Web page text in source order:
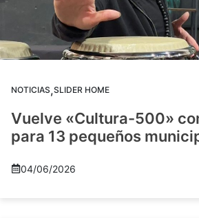
NOTICIAS,SLIDER HOME
Vuelve «Cultura-500»
para 13 pequeños
04/06/2026